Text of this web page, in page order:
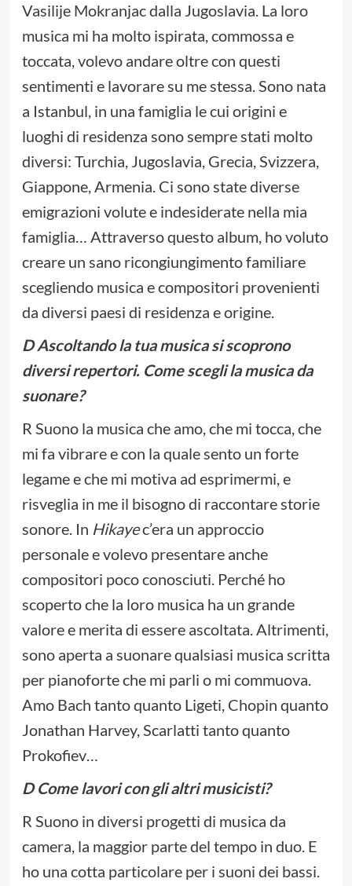
Vasilije Mokranjac dalla Jugoslavia. La loro
musica mi ha molto ispirata, commossa e
toccata, volevo andare oltre con questi
sentimenti e lavorare su me stessa. Sono nata
a Istanbul, in una famiglia le cui origini e
luoghi di residenza sono sempre stati molto
diversi: Turchia, Jugoslavia, Grecia, Svizzera,
Giappone, Armenia. Ci sono state diverse
emigrazioni volute e indesiderate nella mia
famiglia… Attraverso questo album, ho voluto
creare un sano ricongiungimento familiare
scegliendo musica e compositori provenienti
da diversi paesi di residenza e origine.
D Ascoltando la tua musica si scoprono
diversi repertori. Come scegli la musica da
suonare?
R Suono la musica che amo, che mi tocca, che
mi fa vibrare e con la quale sento un forte
legame e che mi motiva ad esprimermi, e
risveglia in me il bisogno di raccontare storie
sonore. In Hikayec’era un approccio
personale e volevo presentare anche
compositori poco conosciuti. Perché ho
scoperto che la loro musica ha un grande
valore e merita di essere ascoltata. Altrimenti,
sono aperta a suonare qualsiasi musica scritta
per pianoforte che mi parli o mi commuova.
Amo Bach tanto quanto Ligeti, Chopin quanto
Jonathan Harvey, Scarlatti tanto quanto
Prokofiev…
D Come lavori con gli altri musicisti?
R Suono in diversi progetti di musica da
camera, la maggior parte del tempo in duo. E
ho una cotta particolare per i suoni dei bassi.